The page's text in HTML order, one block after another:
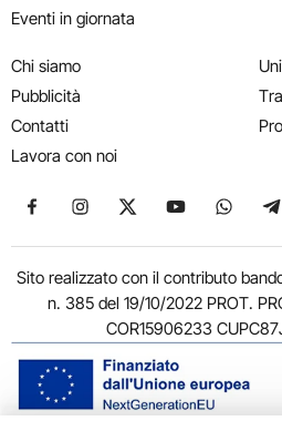
Eventi in giornata
Chi siamo
Pubblicità
Contatti
Lavora con noi
Seguici su Facebook
Seguici su Instagram
Seguici su X
Seguici su
Seguici
Sito realizzato con il contributo
n. 385 del 19/10/2022 PROT.
COR15906233